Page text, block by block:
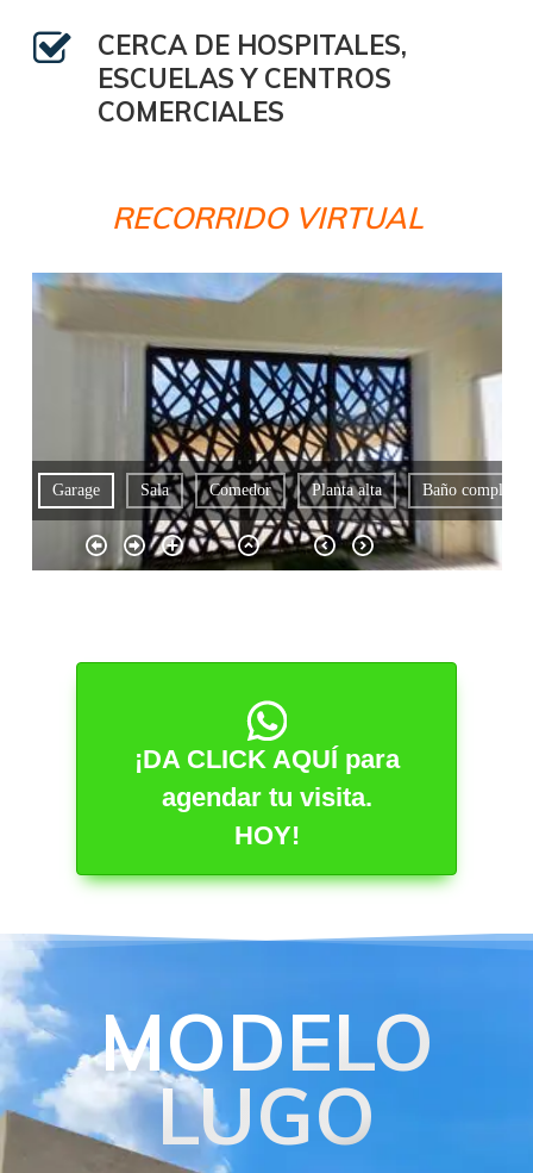
CERCA DE HOSPITALES,
ESCUELAS Y CENTROS
COMERCIALES
RECORRIDO VIRTUAL
¡DA CLICK AQUÍ para
agendar tu visita.
HOY!
MODELO
LUGO